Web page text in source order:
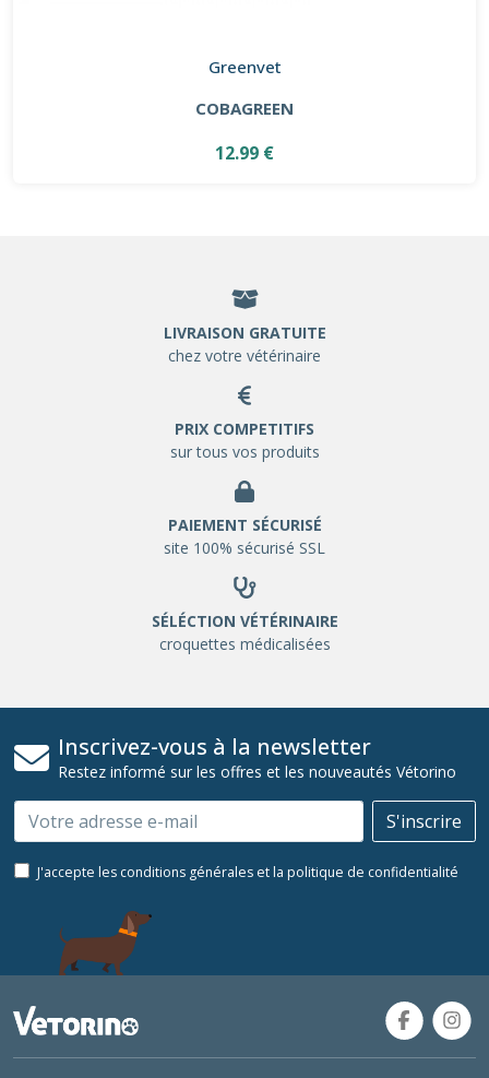
Greenvet
COBAGREEN
12.99 €
LIVRAISON GRATUITE
chez votre vétérinaire
PRIX COMPETITIFS
sur tous vos produits
PAIEMENT SÉCURISÉ
site 100% sécurisé SSL
SÉLÉCTION VÉTÉRINAIRE
croquettes médicalisées
Inscrivez-vous à la newsletter
Restez informé sur les offres et les nouveautés Vétorino
Email S'inscrire
J'accepte les conditions générales et la politique de confidentialité